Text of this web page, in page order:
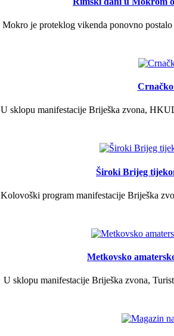
Mokro je proteklog vikenda ponovno
U sklopu manifestacije Briješka zvona,
Široki Brijeg
Kolovoški program manifestacije Briješka
Metkovsko
U sklopu manifestacije Briješka zvona,